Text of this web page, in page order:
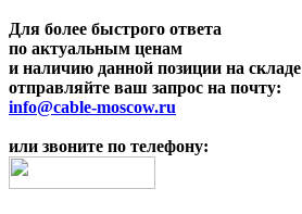
Для более быстрого ответа
по актуальным ценам
и наличию данной позиции на складе
отправляйте ваш запрос на почту:
info@cable-moscow.ru
или звоните по телефону: